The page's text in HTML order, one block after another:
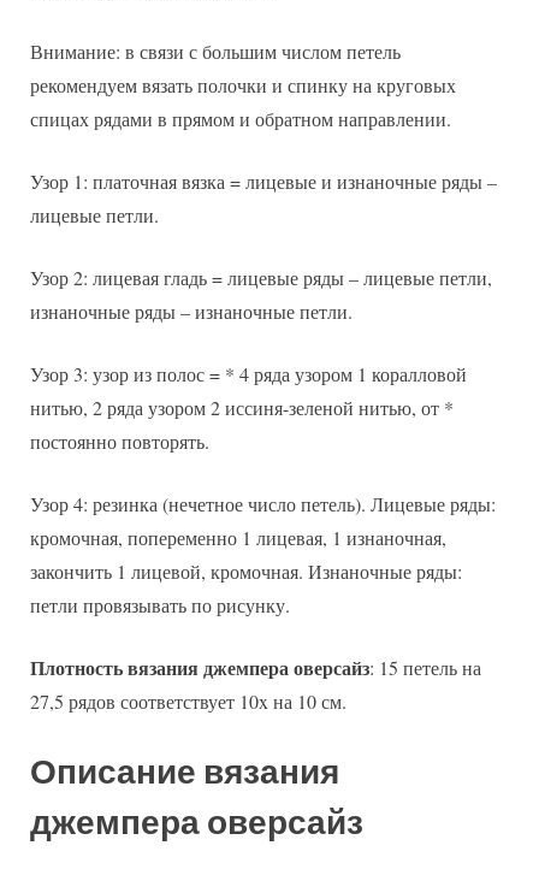
Внимание: в связи с большим числом петель
рекомендуем вязать полочки и спинку на круговых
спицах рядами в прямом и обратном направлении.
Узор 1: платочная вязка = лицевые и изнаночные ряды –
лицевые петли.
Узор 2: лицевая гладь = лицевые ряды – лицевые петли,
изнаночные ряды – изнаночные петли.
Узор 3: узор из полос = * 4 ряда узором 1 коралловой
нитью, 2 ряда узором 2 иссиня-зеленой нитью, от *
постоянно повторять.
Узор 4: резинка (нечетное число петель). Лицевые ряды:
кромочная, попеременно 1 лицевая, 1 изнаночная,
закончить 1 лицевой, кромочная. Изнаночные ряды:
петли провязывать по рисунку.
Плотность вязания джемпера оверсайз: 15 петель на
27,5 рядов соответствует 10x на 10 см.
Описание вязания
джемпера оверсайз